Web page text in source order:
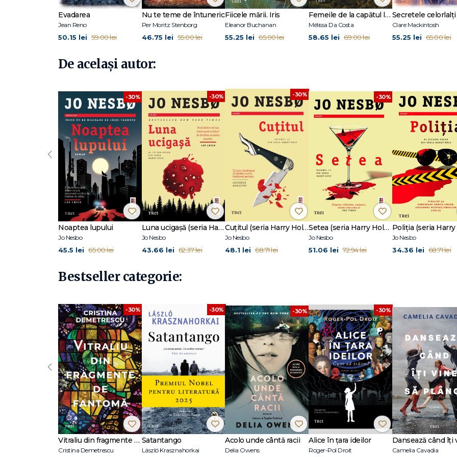
primele cinci volume din seria Harry Hole: Liliacul, Cărăbușii, Pasărea cu piept roșu, Nemesis și Steaua diavolului.
Evadarea
Jean Reno
50.15 lei 59.00 lei
Nu te teme de întuneric
Per Moritz Stenborg
46.75 lei 55.00 lei
Fiicele mării. Iris
Eleanor Buchanan
55.25 lei 65.00 lei
Femeile de la capătul lumii
Mélissa Da Costa
58.65 lei 69.00 lei
Secretele celorlalți
Clare Mackintosh
55.25 lei 65.00 lei
De același autor:
-30%
Noaptea lupului
Jo Nesbo
45.5 lei 65.00 lei
-30%
Luna ucigașă (seria Harry Hole, vol. 13)
Jo Nesbo
43.66 lei 62.37 lei
-30%
Cuțitul (seria Harry Hole, vol. 12)
Jo Nesbo
48.1 lei 68.71 lei
-30%
Setea (seria Harry Hole, vol. 11)
Jo Nesbo
51.06 lei 72.94 lei
Jo Nesbo
34.36 lei 68.71 lei
‹
Bestseller categorie:
-30%
Vitraliu din fragmente de fantomă
Cristina Demetrescu
-30%
Satantango
László Krasznahorkai
-30%
Acolo unde cântă racii
Delia Owens
-30%
Alice în țara ideilor
Roger-Pol Droit Camelia Cavadia
‹